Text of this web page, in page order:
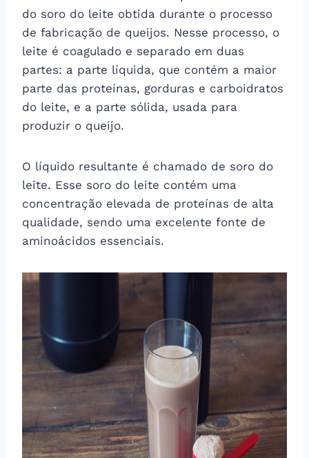
do soro do leite obtida durante o processo
de fabricação de queijos. Nesse processo, o
leite é coagulado e separado em duas
partes: a parte líquida, que contém a maior
parte das proteínas, gorduras e carboidratos
do leite, e a parte sólida, usada para
produzir o queijo.
O líquido resultante é chamado de soro do
leite. Esse soro do leite contém uma
concentração elevada de proteínas de alta
qualidade, sendo uma excelente fonte de
aminoácidos essenciais.